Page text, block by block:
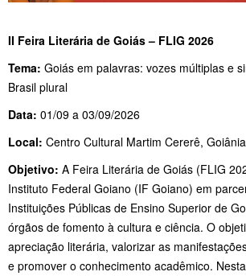
II Feira Literária de Goiás – FLIG 2026
Tema: Goiás em palavras: vozes múltiplas e
Brasil plural
Data: 01/09 a 03/09/2026
Local: Centro Cultural Martim Cererê,
Objetivo: A Feira Literária de Goiás (FLIG
Instituto Federal Goiano (IF Goiano) em
Instituições Públicas de Ensino Superior de
órgãos de fomento à cultura e ciência. O
apreciação literária, valorizar as
e promover o conhecimento acadêmico.